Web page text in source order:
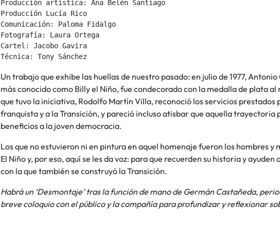
Producción artística: Ana Belén Santiago
Producción Lucía Rico
Comunicación: Paloma Fidalgo
Fotografía: Laura Ortega
Cartel: Jacobo Gavira
Técnica: Tony Sánchez
Un trabajo que exhibe las huellas de nuestro pasado: en julio de 1977,
más conocido como Billy el Niño, fue condecorado con la medalla de plata
que tuvo la iniciativa, Rodolfo Martín Villa, reconoció los servicios prestados
franquista y a la Transición, y pareció incluso atisbar que aquella
beneficios a la joven democracia.
Los que no estuvieron ni en pintura en aquel homenaje fueron los hombres y
El Niño y, por eso, aquí se les da voz: para que recuerden su historia y
con la que también se construyó la Transición.
Habrá un ‘Desmontaje’ tras la función de mano de Germán Castañeda,
breve coloquio con el público y la compañía para profundizar y reflexionar